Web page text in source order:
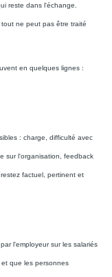
reste dans l'échange.
ne peut pas être traité
en quelques lignes :
: charge, difficulté avec
sur l'organisation, feedback
factuel, pertinent et
l'employeur sur les salariés
que les personnes